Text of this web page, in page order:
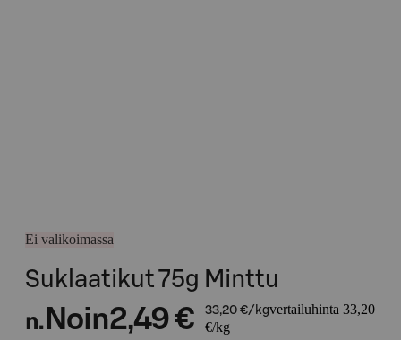
Ei valikoimassa
Suklaatikut 75g Minttu
n. Noin2,49 € 33,20 €/kgvertailuhinta 33,20
€/kg